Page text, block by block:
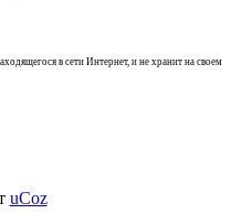
в сети Интернет, и не хранит на своем
uCoz